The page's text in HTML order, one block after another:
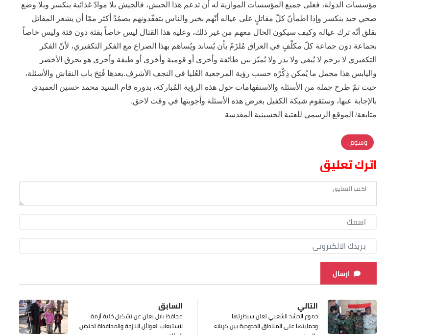
مؤسسات الدولة، فعلى جميع المؤسسات الموازية له أن تدعم هذا الجيش، فالجيش بلا موادّ غذائية ينكسر وبلا وضع
صحي جيد ينكسر وإذا اطمأنّ كلّ مقاتلٍ على عياله أنّهم بخير والناس يتفقّدونهم يصمُدُ أكثر ممّا أن يشعر المقاتل
بقلق أنّه ترك عياله وكيف سيكون الحال معهم من غير ذلك، وعليه هذا القتال ليس خاصاً بفئة دون فئة وليس خاصاً
بجماعة دون جماعة كلّ مكلّفٍ في العراق مُلزَمٌ بأن يُساند ويُساهم بهذا الصراع مع الفكر التكفيري، لأنّ الفكر
التكفيري لا يرحم لا يُبقي ولا يذر ولا يُميّز بين طائفة وأخرى أو قومية وأخرى أو طبقة وأخرى هو يحرق الأخضر
واليابس هذا مجمل ما يُمكن ذِكْرُه حسب رؤية المرجعية العُليا في النجف الأشرف.بعدها فُتِحَ باب النقاش والأسئلة،
حيث تمّ طرح جملة من الأسئلة والاستفهامات حول هذه الرؤية المُباركة، بدوره قام السيد محمد حسين العميدي
بالإجابة عنها، وستقوم شبكة الكفيل بعرض هذه الأسئلة وأجوبتها في وقت لاحق.
متابعة/ الموقع الرسمي للعتبة الحسينية المقدسة
وسوم :
اترك تعليق
ارسال
السابق
محافظ بابل يعلن عن تشكيل خلية أزمة
لاستيعاب العوائل النازحة والمحافظة تحتضن
التالي
جموع الحشد الشعبي تعلن سيطرتها
وحمايتها على المناطق الحدودية بين كربلاء